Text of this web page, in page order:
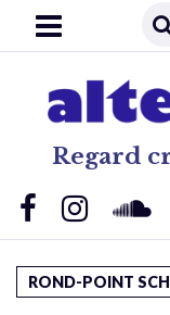
Regard
ROND-POINT